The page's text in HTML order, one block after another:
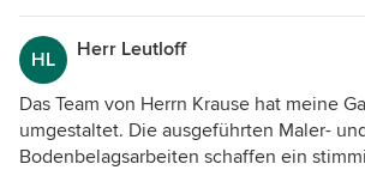
HL Herr Leutloff
Das Team von Herrn Krause hat meine
umgestaltet. Die ausgeführten Maler-
Bodenbelagsarbeiten schaffen ein